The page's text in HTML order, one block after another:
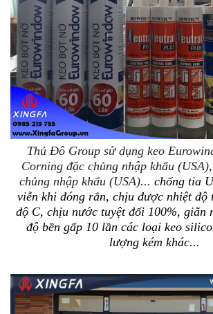
Thủ Đô Group sử dụng keo
Corning đặc chủng nhập khẩu
chủng nhập khẩu (USA)... chống tia
viễn khi đóng rắn, chịu được nhiệt độ
độ C, chịu nước tuyệt đối 100%, giãn
độ bền gấp 10 lầncác loại keo
lượng kém khác...